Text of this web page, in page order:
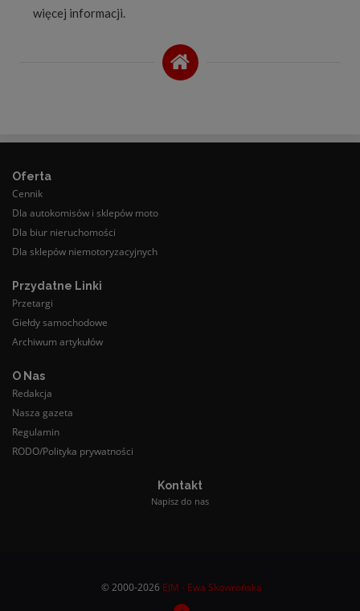
więcej informacji.
Oferta
Cennik
Dla autokomisów i sklepów moto
Dla biur nieruchomości
Dla sklepów niemotoryzacyjnych
Przydatne Linki
Przetargi
Giełdy samochodowe
Archiwum artykułów
O Nas
Redakcja
Nasza gazeta
Regulamin
RODO/Polityka prywatności
Kontakt
Napisz do nas
© 2000-2026 EJM - Ewa Skowrońska